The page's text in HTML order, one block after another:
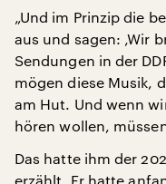
„Und im Prinzip die
aus und sagen: ‚Wir
Sendungen in der
mögen diese Musik,
am Hut. Und wenn
hören wollen,
Das hatte ihm der
erzählt. Er hatte